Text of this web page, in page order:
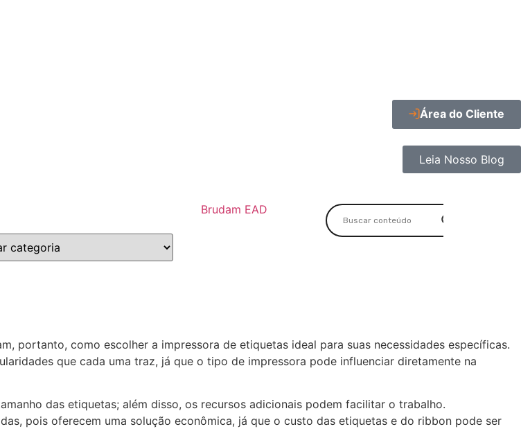
Área do Cliente
Leia Nosso Blog
Brudam EAD
portanto, como escolher a impressora de etiquetas ideal para suas necessidades específicas.
que cada uma traz, já que o tipo de impressora pode influenciar diretamente na
das etiquetas; além disso, os recursos adicionais podem facilitar o trabalho.
pois oferecem uma solução econômica, já que o custo das etiquetas e do ribbon pode ser